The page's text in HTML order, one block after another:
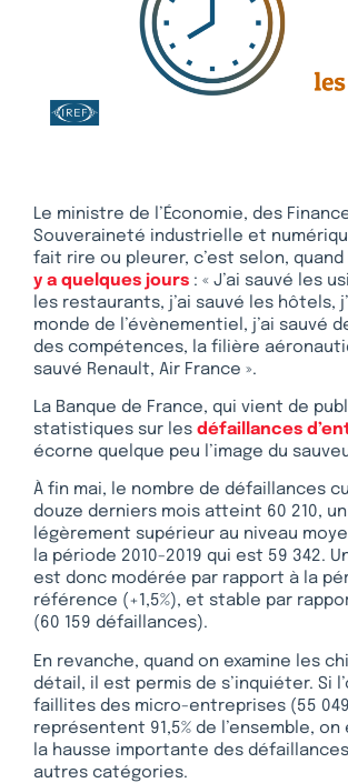
Le ministre de l’Économie, des
Souveraineté industrielle et
fait rire ou pleurer, c’est selon, quand
y a quelques jours : « J’ai sauvé les
les restaurants, j’ai sauvé les hôtels,
monde de l’évènementiel, j’ai sauvé
des compétences, la filière
sauvé Renault, Air France ».
La Banque de France, qui vient de
statistiques sur les défaillances
écorne quelque peu l’image du
À fin mai, le nombre de défaillances
douze derniers mois atteint 60 210,
légèrement supérieur au niveau
la période 2010-2019 qui est 59 342.
est donc modérée par rapport à la
référence (+1,5%), et stable par
(60 159 défaillances).
En revanche, quand on examine les
détail, il est permis de s’inquiéter. Si
faillites des micro-entreprises (55
représentent 91,5% de l’ensemble,
la hausse importante des
autres catégories.